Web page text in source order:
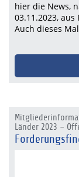
hier die News,
03.11.2023, aus
Auch dieses
Länder 2023 –